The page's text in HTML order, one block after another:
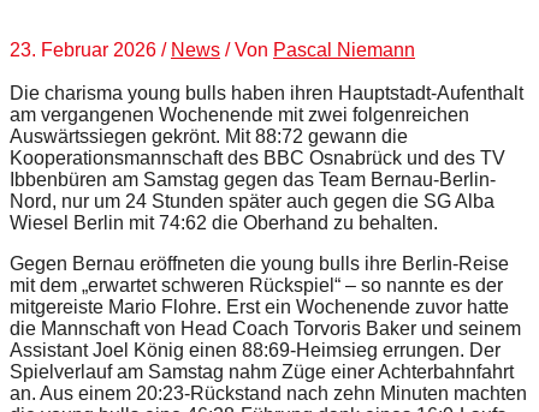
23. Februar 2026 / News / Von Pascal Niemann
Die charisma young bulls haben ihren Hauptstadt-Aufenthalt
am vergangenen Wochenende mit zwei folgenreichen
Auswärtssiegen gekrönt. Mit 88:72 gewann die
Kooperationsmannschaft des BBC Osnabrück und des TV
Ibbenbüren am Samstag gegen das Team Bernau-Berlin-
Nord, nur um 24 Stunden später auch gegen die SG Alba
Wiesel Berlin mit 74:62 die Oberhand zu behalten.
Gegen Bernau eröffneten die young bulls ihre Berlin-Reise
mit dem „erwartet schweren Rückspiel“ – so nannte es der
mitgereiste Mario Flohre. Erst ein Wochenende zuvor hatte
die Mannschaft von Head Coach Torvoris Baker und seinem
Assistant Joel König einen 88:69-Heimsieg errungen. Der
Spielverlauf am Samstag nahm Züge einer Achterbahnfahrt
an. Aus einem 20:23-Rückstand nach zehn Minuten machten